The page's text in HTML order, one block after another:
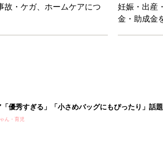
故・ケガ、ホームケアにつ
妊娠・出産
金・助成金
優秀すぎる」「小さめバッグにもぴったり」話
ん・育児